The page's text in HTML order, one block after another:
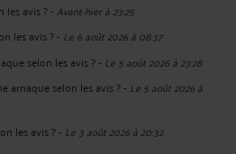
les avis ?-Avant-hier à 23:25
les avis ?- Le 6 août 2026 à 08:37
selon les avis ?- Le 5 août 2026 à 23:28
arnaque selon les avis ?- Le 5 août 2026 à
les avis ?- Le 3 août 2026 à 20:32